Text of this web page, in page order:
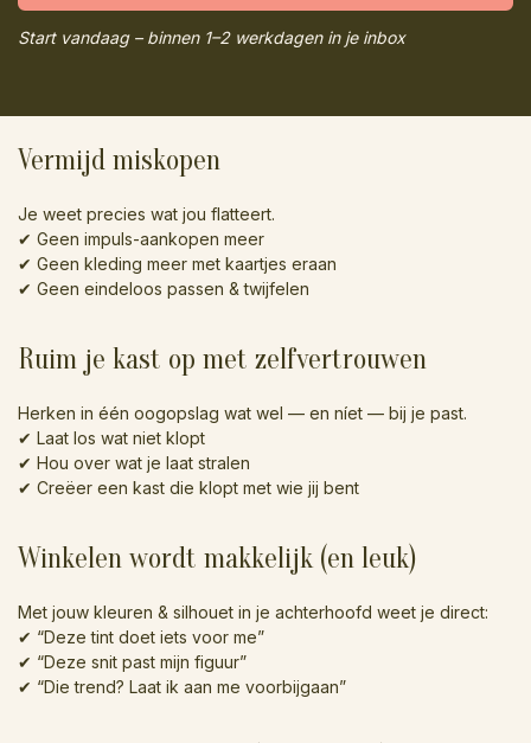
Start vandaag – binnen 1–2 werkdagen in je inbox
Vermijd miskopen
Je weet precies wat jou flatteert.
✔ Geen impuls-aankopen meer
✔ Geen kleding meer met kaartjes eraan
✔ Geen eindeloos passen & twijfelen
Ruim je kast op met zelfvertrouwen
Herken in één oogopslag wat wel — en níet — bij je past.
✔ Laat los wat niet klopt
✔ Hou over wat je laat stralen
✔ Creëer een kast die klopt met wie jij bent
Winkelen wordt makkelijk (en leuk)
Met jouw kleuren & silhouet in je achterhoofd weet je direct:
✔ “Deze tint doet iets voor me”
✔ “Deze snit past mijn figuur”
✔ “Die trend? Laat ik aan me voorbijgaan”